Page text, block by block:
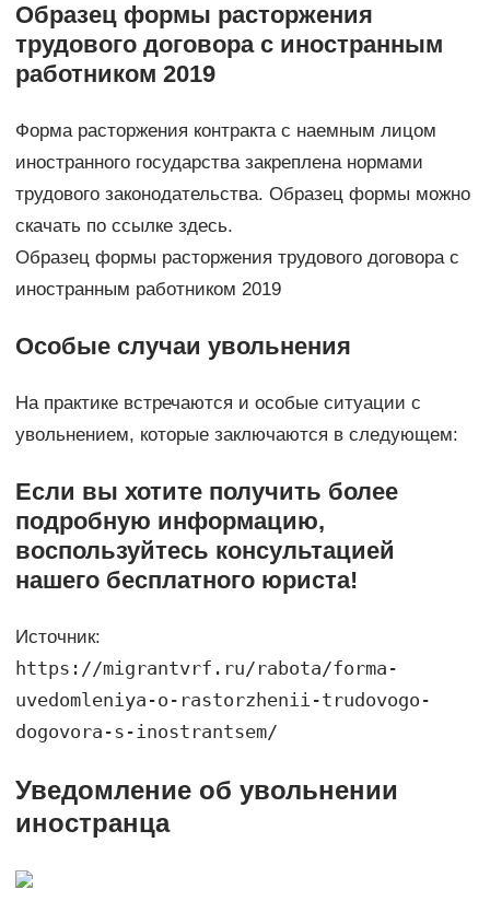
Образец формы расторжения
трудового договора с иностранным
работником 2019
Форма расторжения контракта с наемным лицом
иностранного государства закреплена нормами
трудового законодательства. Образец формы можно
скачать по ссылке здесь.
Образец формы расторжения трудового договора с
иностранным работником 2019
Особые случаи увольнения
На практике встречаются и особые ситуации с
увольнением, которые заключаются в следующем:
Если вы хотите получить более
подробную информацию,
воспользуйтесь консультацией
нашего бесплатного юриста!
Источник:
https://migrantvrf.ru/rabota/forma-
uvedomleniya-o-rastorzhenii-trudovogo-
dogovora-s-inostrantsem/
Уведомление об увольнении
иностранца